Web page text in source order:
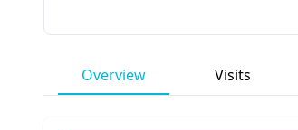
Overview Visits